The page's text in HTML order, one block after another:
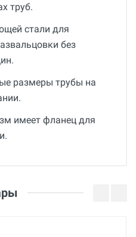
труб.
стали для
без
размеры трубы на
имеет фланец для